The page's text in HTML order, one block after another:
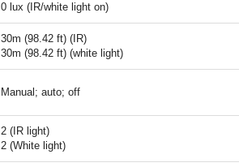
0 lux (IR/white light on)
30m (98.42 ft) (IR)
30m (98.42 ft) (white light)
Manual; auto; off
2 (IR light)
2 (White light)